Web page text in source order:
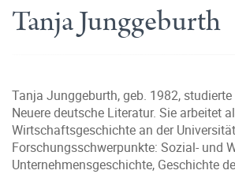
Tanja Junggeburth
Tanja Junggeburth, geb. 1982,
Neuere deutsche Literatur. Sie arbeitet
Wirtschaftsgeschichte an der
Forschungsschwerpunkte: Sozial- und
Unternehmensgeschichte, Geschichte